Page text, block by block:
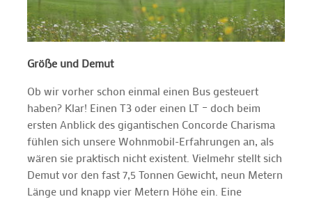
Größe und Demut
Ob wir vorher schon einmal einen Bus gesteuert
haben? Klar! Einen T3 oder einen LT – doch beim
ersten Anblick des gigantischen Concorde Charisma
fühlen sich unsere Wohnmobil-Erfahrungen an, als
wären sie praktisch nicht existent. Vielmehr stellt sich
Demut vor den fast 7,5 Tonnen Gewicht, neun Metern
Länge und knapp vier Metern Höhe ein. Eine